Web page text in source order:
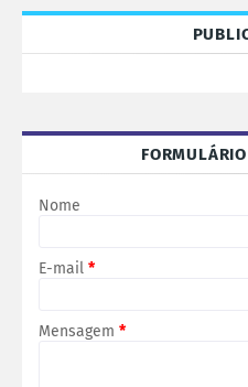
Nome
E-mail *
Mensagem *